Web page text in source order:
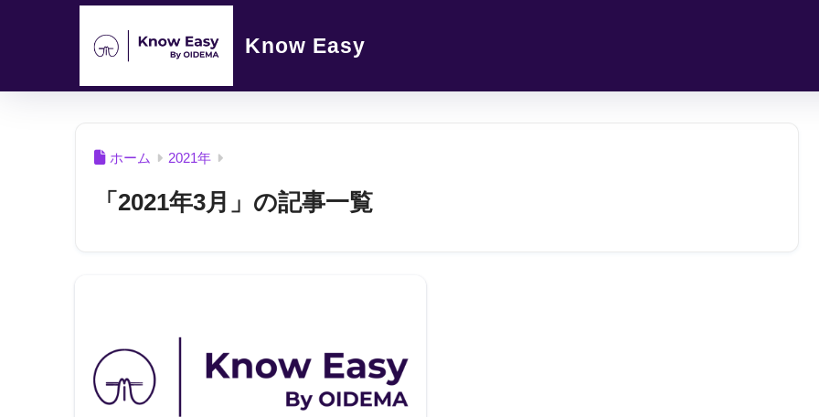
Know Easy
ホーム 2021年
「2021年3月」の記事一覧